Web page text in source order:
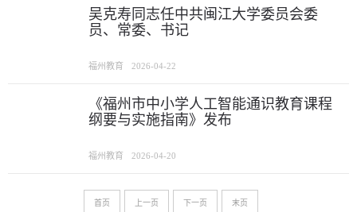
吴克寿同志任中共闽江大学委员会委
员、常委、书记
福州教育 2026-04-22
《福州市中小学人工智能通识教育课程
纲要与实施指南》发布
福州教育 2026-04-20
首页 上一页 下一页 末页